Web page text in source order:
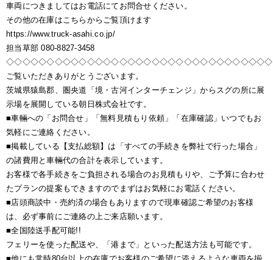
車両につきましてはお電話にてお問合せください。
その他の在庫はこちらからご覧頂けます
https://www.truck-asahi.co.jp/
担当草部 080-8827-3458
ご覧いただきありがとうございます。
茨城県猿島郡、圏央道「境・古河インターチェンジ」からスグの所に展
示場を展開している朝日株式会社です。
■車輛への「お問合せ」「無料見積もり依頼」「在庫確認」いつでもお
気軽にご連絡ください。
■掲載している【支払総額】は「すべての手続きを弊社で行った場合」
の諸費用と車輛代の合計を表示しています。
お客様で各手続きをご負担される場合のお見積もりや、ご予算に合わせ
たプランの提案もできますのでまずはお気軽にお電話ください。
■店頭商談中・売約済の場合もありますので現車確認ご希望のお客様
は、必ず事前にご連絡の上ご来店願います。
■全国陸送手配可能!!
フェリーを使った配送や、「港まで」といった配送方法も可能です。